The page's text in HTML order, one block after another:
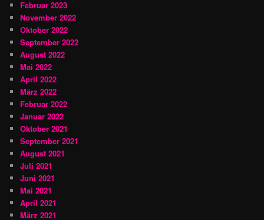
Februar 2023
November 2022
Oktober 2022
September 2022
August 2022
Mai 2022
April 2022
März 2022
Februar 2022
Januar 2022
Oktober 2021
September 2021
August 2021
Juli 2021
Juni 2021
Mai 2021
April 2021
März 2021